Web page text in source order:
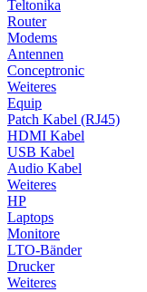
Teltonika
Router
Modems
Antennen
Conceptronic
Weiteres
Equip
Patch Kabel (RJ45)
HDMI Kabel
USB Kabel
Audio Kabel
Weiteres
HP
Laptops
Monitore
LTO-Bänder
Drucker
Weiteres